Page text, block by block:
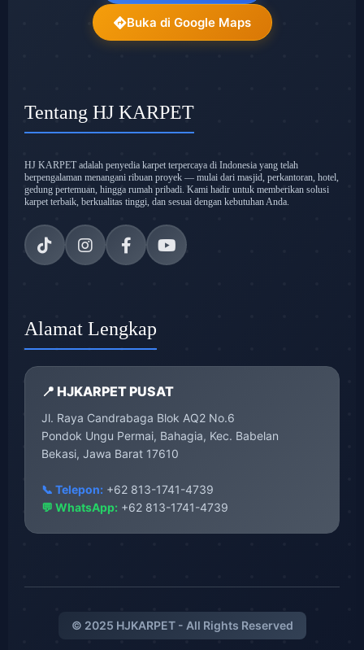
Buka di Google Maps
Tentang HJ KARPET
HJ KARPET adalah penyedia karpet terpercaya di Indonesia yang telah
berpengalaman menangani ribuan proyek — mulai dari masjid, perkantoran, hotel,
gedung pertemuan, hingga rumah pribadi. Kami hadir untuk memberikan solusi
karpet terbaik, berkualitas tinggi, dan sesuai dengan kebutuhan Anda.
Alamat Lengkap
📍 HJKARPET PUSAT
Jl. Raya Candrabaga Blok AQ2 No.6
Pondok Ungu Permai, Bahagia, Kec. Babelan
Bekasi, Jawa Barat 17610
📞 Telepon: +62 813-1741-4739
💬 WhatsApp: +62 813-1741-4739
© 2025 HJKARPET - All Rights Reserved